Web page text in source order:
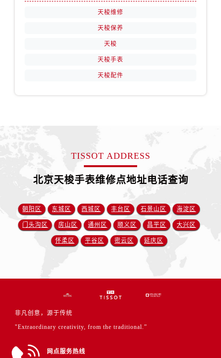
天梭维修
天梭保养
天梭
天梭手表
天梭配件
TISSOT ADDRESS
北京天梭手表维修点地址电话查询
朝阳区 东城区 西城区 丰台区 石景山区 海淀区
门头沟区 房山区 通州区 顺义区 昌平区 大兴区
怀柔区 平谷区 密云区 延庆区
非凡创意，源于传统
"Extraordinary creativity, from the traditional.”
网点服务热线